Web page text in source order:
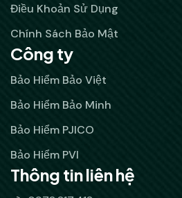
Điều Khoản Sử Dụng
Chính Sách Bảo Mật
Công ty
Bảo Hiểm Bảo Việt
Bảo Hiểm Bảo Minh
Bảo Hiểm PJICO
Bảo Hiểm PVI
Thông tin liên hệ